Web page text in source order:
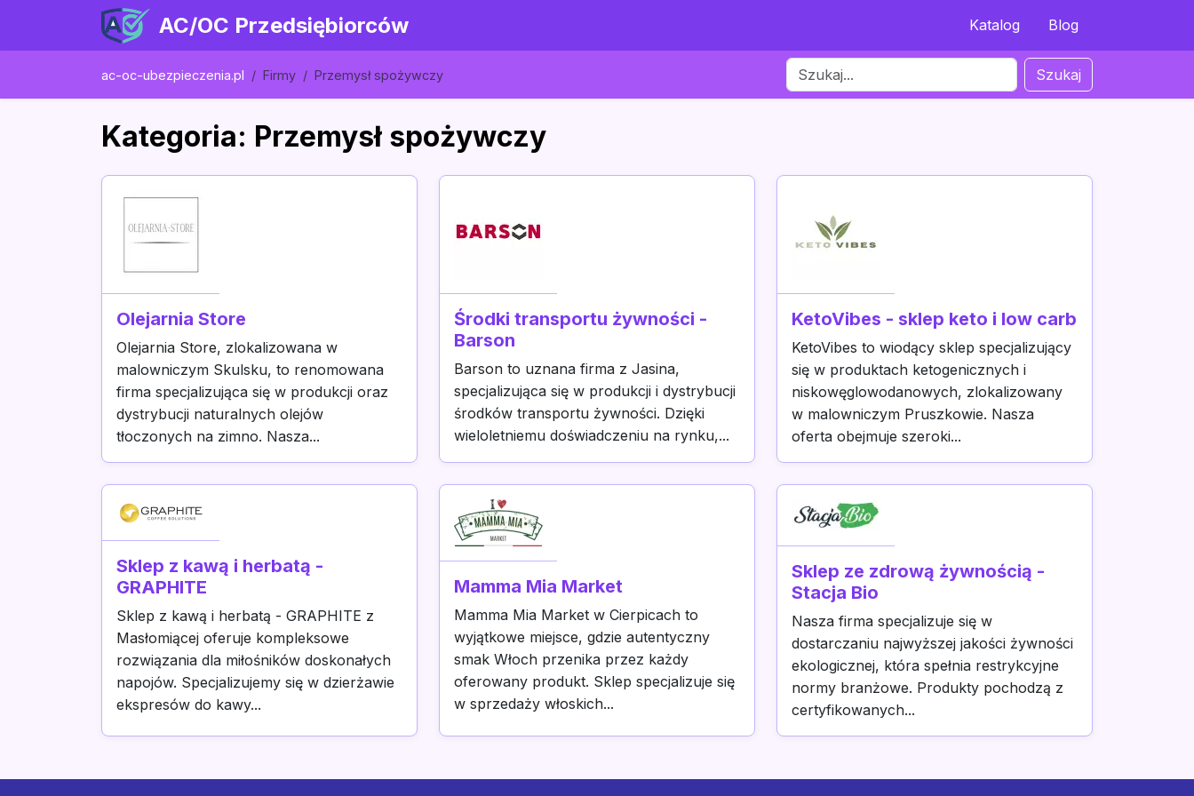
AC/OC Przedsiębiorców Katalog Blog
ac-oc-ubezpieczenia.pl Firmy Przemysł spożywczy Szukaj
Kategoria: Przemysł spożywczy
Olejarnia Store
Olejarnia Store, zlokalizowana w
malowniczym Skulsku, to renomowana
firma specjalizująca się w produkcji oraz
dystrybucji naturalnych olejów
tłoczonych na zimno. Nasza...
Środki transportu żywności -
Barson
Barson to uznana firma z Jasina,
specjalizująca się w produkcji i dystrybucji
środków transportu żywności. Dzięki
wieloletniemu doświadczeniu na rynku,...
KetoVibes - sklep keto i low carb
KetoVibes to wiodący sklep specjalizujący
się w produktach ketogenicznych i
niskowęglowodanowych, zlokalizowany
w malowniczym Pruszkowie. Nasza
oferta obejmuje szeroki...
Sklep z kawą i herbatą -
GRAPHITE
Sklep z kawą i herbatą - GRAPHITE z
Masłomiącej oferuje kompleksowe
rozwiązania dla miłośników doskonałych
napojów. Specjalizujemy się w dzierżawie
ekspresów do kawy...
Mamma Mia Market
Mamma Mia Market w Cierpicach to
wyjątkowe miejsce, gdzie autentyczny
smak Włoch przenika przez każdy
oferowany produkt. Sklep specjalizuje się
w sprzedaży włoskich...
Sklep ze zdrową żywnością -
Stacja Bio
Nasza firma specjalizuje się w
dostarczaniu najwyższej jakości żywności
ekologicznej, która spełnia restrykcyjne
normy branżowe. Produkty pochodzą z
certyfikowanych...